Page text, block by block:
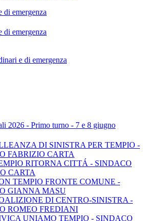
di emergenza
di emergenza
e di emergenza
2026 - Primo turno - 7 e 8 giugno
DI SINISTRA PER TEMPIO -
FABRIZIO CARTA
RITORNA CITTÁ - SINDACO
CARTA
TEMPIO FRONTE COMUNE -
GIANNA MASU
DI CENTRO-SINISTRA -
ROMEO FREDIANI
UNIAMO TEMPIO - SINDACO